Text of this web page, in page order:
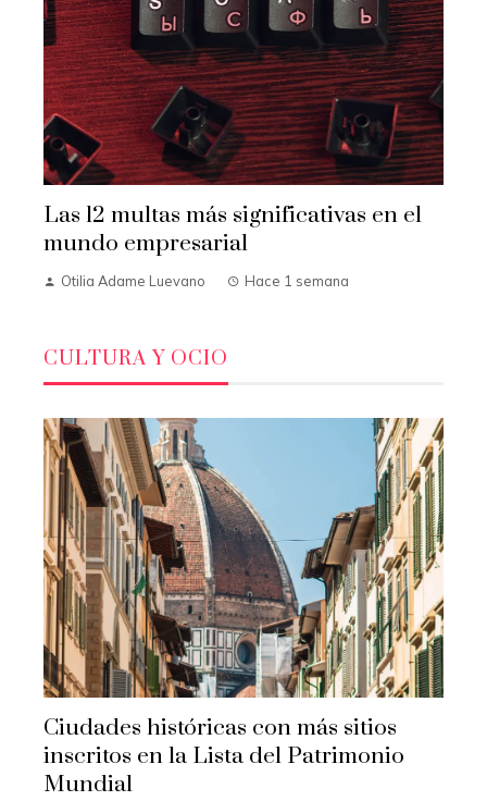
Las 12 multas más significativas en el
mundo empresarial
Otilia Adame Luevano Hace 1 semana
CULTURA Y OCIO
Ciudades históricas con más sitios
inscritos en la Lista del Patrimonio
Mundial